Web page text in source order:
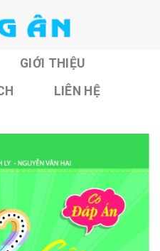
GIỚI THIỆU
LIÊN HỆ